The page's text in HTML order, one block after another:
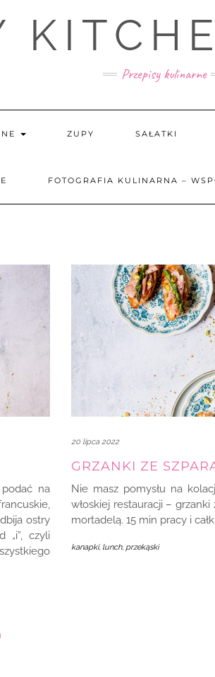
Przepisy kulinarne
ZUPY SAŁATKI
FOTOGRAFIA KULINARNA –
na
ostry
„i”, czyli
20 lipca 2022
GRZANKI ZE
Nie masz pomysłu na
włoskiej restauracji –
mortadelą. 15 min pracy i
kanapki, lunch, przekąski